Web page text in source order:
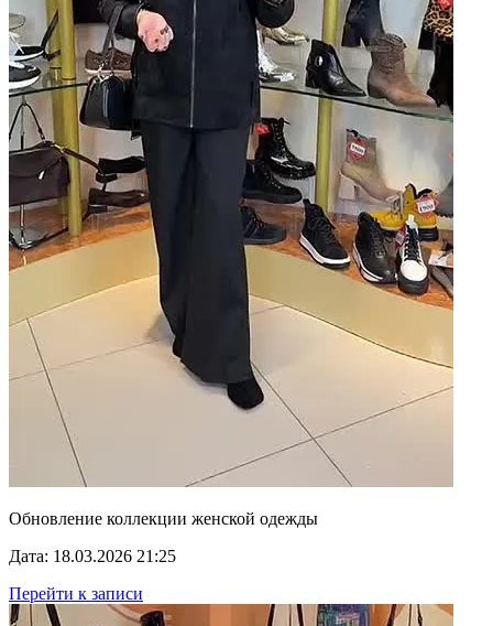
Обновление коллекции женской одежды
Дата: 18.03.2026 21:25
Перейти к записи